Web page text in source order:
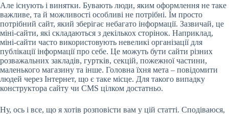
Але існують і винятки. Бувають люди, яким оформлення не таке
важливе, та й можливості особливі не потрібні. Їм просто
потрібний сайт, який зберігає небагато інформації. Зазвичай, це
міні-сайти, які складаються з декількох сторінок. Наприклад,
міні-сайти часто використовують невеликі організації для
публікації інформації про себе. Це можуть бути сайти різних
розважальних закладів, гуртків, секцій, пожежної частини,
маленького магазину та інше. Головна їхня мета – повідомити
людей через Інтернет, що є таке місце. Для такого випадку
конструктора сайту чи CMS цілком достатньо.
Ну, ось і все, що я хотів розповісти вам у цій статті. Сподіваюся,